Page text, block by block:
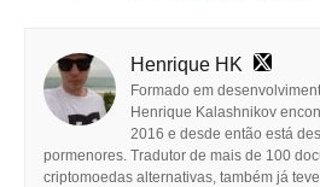
Henrique HK
Formado em
Henrique Kalashnikov
2016 e desde então está
pormenores. Tradutor de mais de 100
criptomoedas alternativas, também já